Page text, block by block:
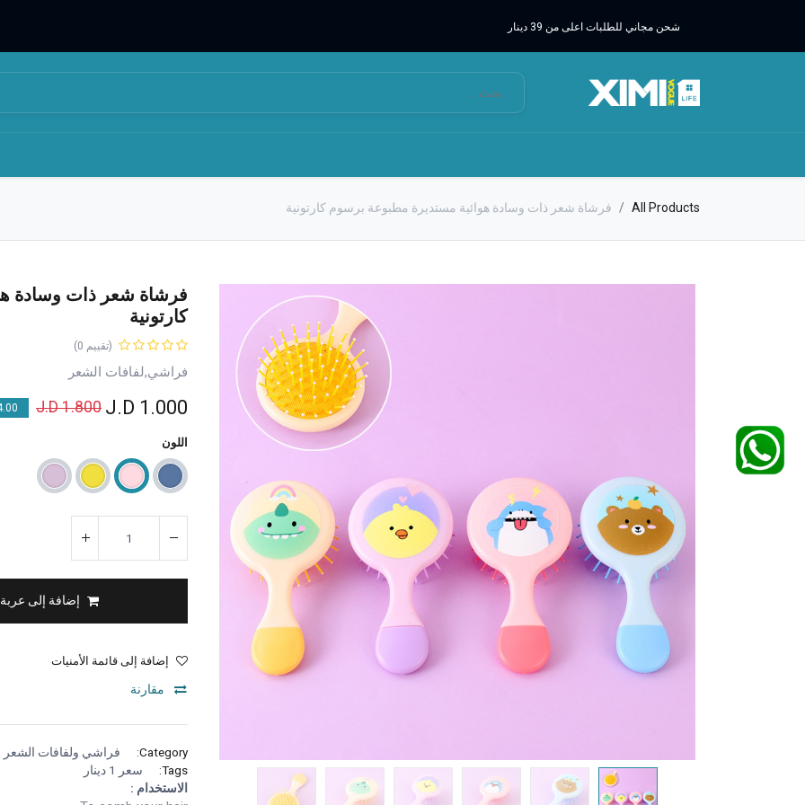
شحن مجاني للطلبات اعلى من 39 دينار
All Products فرشاة شعر ذات وسادة هوائية مستديرة مطبوعة برسوم كارتونية
فرشاة شعر ذات وسادة
كارتونية
(تقييم 0)
فراشي,لفافات الشعر
1.000
1.800
J.D
% OFF
اللون
إضافة إلى
إضافة إلى قائمة الأمنيات
مقارنة
Category:
فراشي ولفافات الشعر
Tags:
سعر 1 دينار
الاستخدام :